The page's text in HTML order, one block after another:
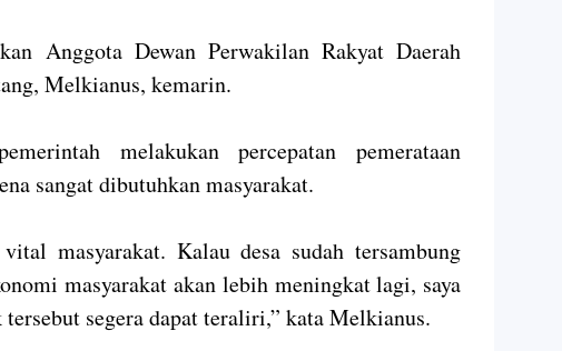
Anggota Dewan Perwakilan Rakyat Daerah
Melkianus, kemarin.
melakukan percepatan pemerataan
sangat dibutuhkan masyarakat.
masyarakat. Kalau desa sudah tersambung
masyarakat akan lebih meningkat lagi, saya
segera dapat teraliri,” kata Melkianus.